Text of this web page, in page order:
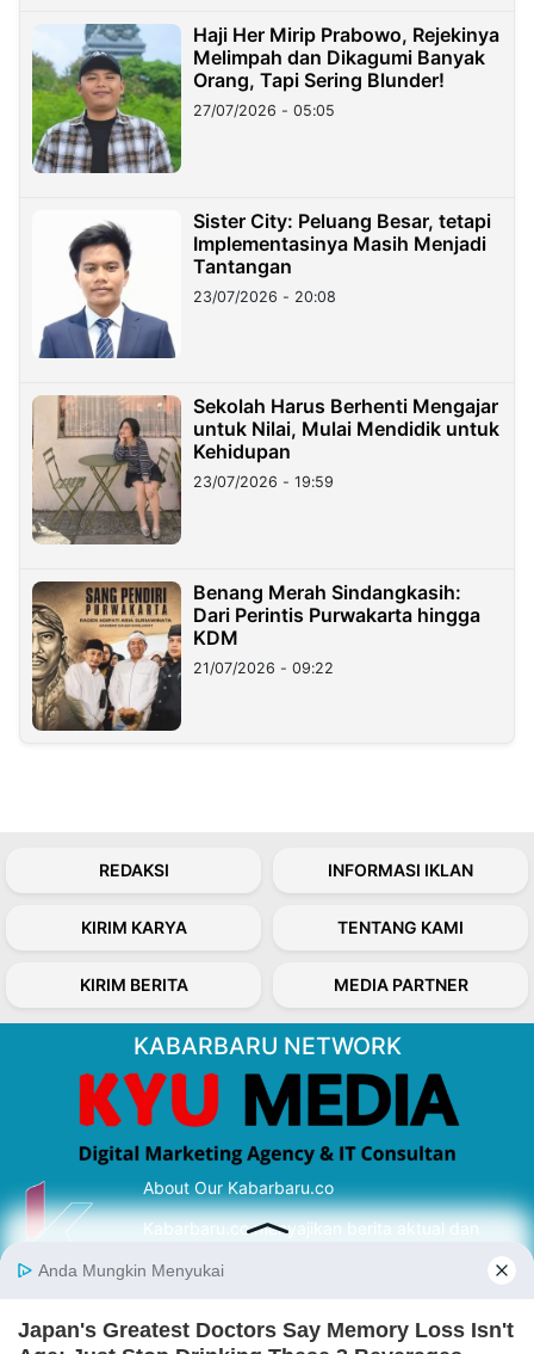
Haji Her Mirip Prabowo, Rejekinya
Melimpah dan Dikagumi Banyak
Orang, Tapi Sering Blunder!
27/07/2026 - 05:05
Sister City: Peluang Besar, tetapi
Implementasinya Masih Menjadi
Tantangan
23/07/2026 - 20:08
Sekolah Harus Berhenti Mengajar
untuk Nilai, Mulai Mendidik untuk
Kehidupan
23/07/2026 - 19:59
Benang Merah Sindangkasih:
Dari Perintis Purwakarta hingga
KDM
21/07/2026 - 09:22
REDAKSI INFORMASI IKLAN
KIRIM KARYA TENTANG KAMI
KIRIM BERITA MEDIA PARTNER
KABARBARU NETWORK
About Our Kabarbaru.co
Kabarbaru.co menyajikan berita aktual dan
serta terverifikasi dari sumber yang tepat.
Follow Kabarbaru